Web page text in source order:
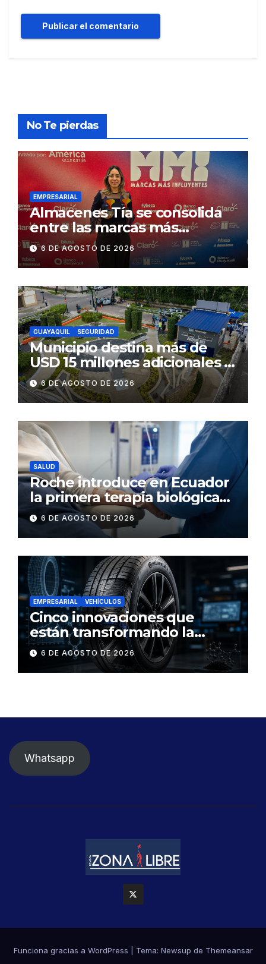
No Te pierdas
EMPRESARIAL
Almacenes Tía se consolida
entre las marcas más
influyentes del Ecuador
6 DE AGOSTO DE 2026
GUAYAQUIL SEGURIDAD
Municipio destina más de
USD 15 millones adicionales a
SEGURA EP para fortalecer la
seguridad ciudadana
6 DE AGOSTO DE 2026
SALUD
Roche introduce en Ecuador
la primera terapia biológica
de precisión capaz de
detener el daño renal por
nefritis lúpica
6 DE AGOSTO DE 2026
EMPRESARIAL VEHÍCULOS
Cinco innovaciones que
están transformando la
industria de los neumáticos y
redefinen el futuro de la
movilidad
6 DE AGOSTO DE 2026
Whatsapp
Funciona gracias a WordPress Tema: Newsup de Themeansar